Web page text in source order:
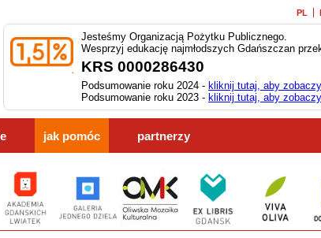
PL
Jesteśmy Organizacją Pożytku Publicznego.
Wesprzyj edukację najmłodszych Gdańszczan
KRS 0000286430
Podsumowanie roku 2024 - kliknij tutaj, aby
Podsumowanie roku 2023 - kliknij tutaj, aby
jak pomóc partnerzy